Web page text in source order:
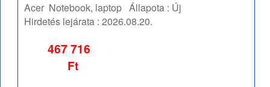
Acer Notebook, laptop Állapota : Új
Hirdetés lejárata :2026.08.20.
467 716
Ft